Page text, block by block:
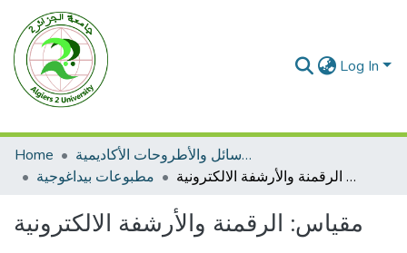
Log In
Home
الرسائل والأطروحات الأكاديمية
مطبوعات بيداغوجية
مقياس: الرقمنة والأرشفة الالكترونية
مقياس: الرقمنة والأرشفة الالكترونية